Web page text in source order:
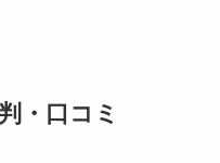
・口コミ